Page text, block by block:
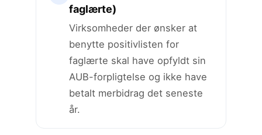
faglærte)
Virksomheder der ønsker at
benytte positivlisten for
faglærte skal have opfyldt sin
AUB-forpligtelse og ikke have
betalt merbidrag det seneste
år.